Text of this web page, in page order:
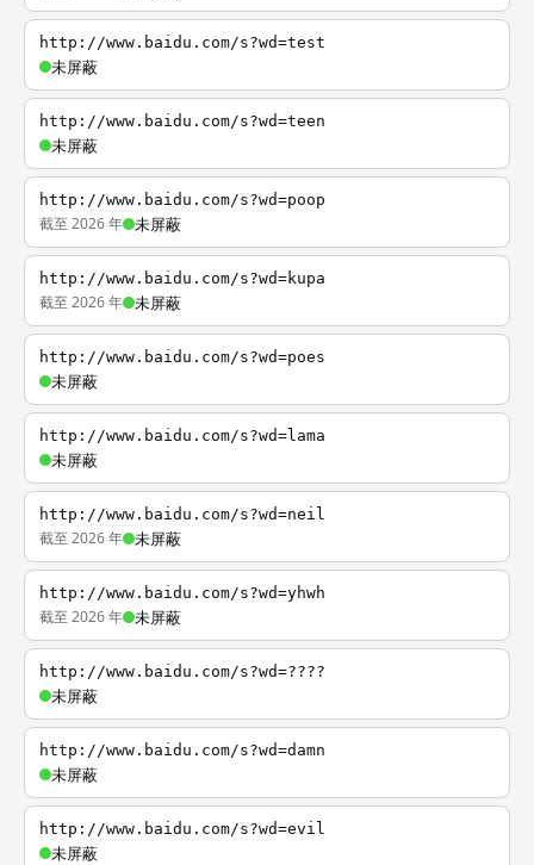
http://www.baidu.com/s?wd=test
未屏蔽
http://www.baidu.com/s?wd=teen
未屏蔽
http://www.baidu.com/s?wd=poop
截至 2026 年 未屏蔽
http://www.baidu.com/s?wd=kupa
截至 2026 年 未屏蔽
http://www.baidu.com/s?wd=poes
未屏蔽
http://www.baidu.com/s?wd=lama
未屏蔽
http://www.baidu.com/s?wd=neil
截至 2026 年 未屏蔽
http://www.baidu.com/s?wd=yhwh
截至 2026 年 未屏蔽
http://www.baidu.com/s?wd=????
未屏蔽
http://www.baidu.com/s?wd=damn
未屏蔽
http://www.baidu.com/s?wd=evil
未屏蔽